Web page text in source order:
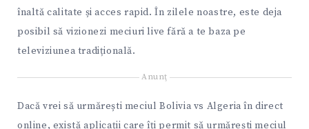
înaltă calitate și acces rapid. În zilele noastre, este deja
posibil să vizionezi meciuri live fără a te baza pe
televiziunea tradițională.
Anunţ
Dacă vrei să urmărești meciul Bolivia vs Algeria în direct
online, există aplicații care îți permit să urmărești meciul